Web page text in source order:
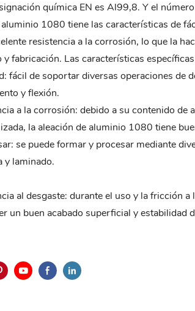
química EN es Al99,8. Y el
1080 tiene las características de
resistencia a la corrosión, lo que la
y fabricación. Las características
fácil de soportar diversas operaciones de
y flexión.
a la corrosión: debido a su contenido
la aleación de aluminio 1080 tiene
se puede formar y procesar mediante
y laminado.
al desgaste: durante el uso y la fricción
un buen acabado superficial y estabilidad